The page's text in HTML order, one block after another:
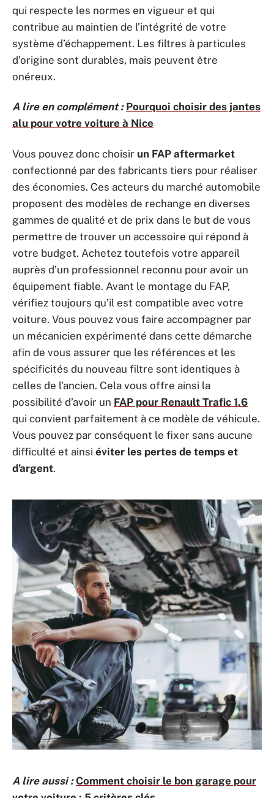
qui respecte les normes en vigueur et qui
contribue au maintien de l’intégrité de votre
système d’échappement. Les filtres à particules
d’origine sont durables, mais peuvent être
onéreux.
A lire en complément : Pourquoi choisir des jantes
alu pour votre voiture à Nice
Vous pouvez donc choisir un FAP aftermarket
confectionné par des fabricants tiers pour réaliser
des économies. Ces acteurs du marché automobile
proposent des modèles de rechange en diverses
gammes de qualité et de prix dans le but de vous
permettre de trouver un accessoire qui répond à
votre budget. Achetez toutefois votre appareil
auprès d’un professionnel reconnu pour avoir un
équipement fiable. Avant le montage du FAP,
vérifiez toujours qu’il est compatible avec votre
voiture. Vous pouvez vous faire accompagner par
un mécanicien expérimenté dans cette démarche
afin de vous assurer que les références et les
spécificités du nouveau filtre sont identiques à
celles de l’ancien. Cela vous offre ainsi la
possibilité d’avoir un FAP pour Renault Trafic 1.6
qui convient parfaitement à ce modèle de véhicule.
Vous pouvez par conséquent le fixer sans aucune
difficulté et ainsi éviter les pertes de temps et
d’argent.
A lire aussi : Comment choisir le bon garage pour